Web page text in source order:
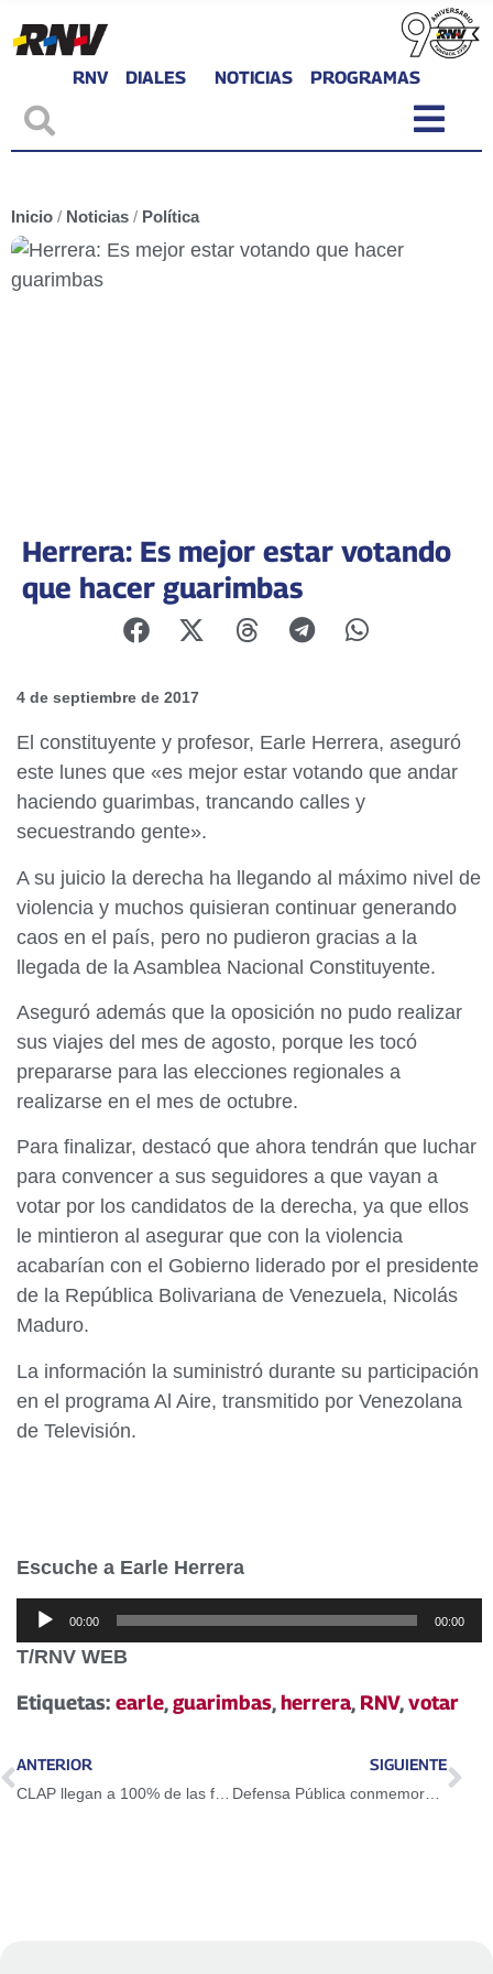
RNV DIALES NOTICIAS PROGRAMAS
Inicio / Noticias / Política
Herrera: Es mejor estar votando
que hacer guarimbas
4 de septiembre de 2017
El constituyente y profesor, Earle Herrera, aseguró
este lunes que «es mejor estar votando que andar
haciendo guarimbas, trancando calles y
secuestrando gente».
A su juicio la derecha ha llegando al máximo nivel de
violencia y muchos quisieran continuar generando
caos en el país, pero no pudieron gracias a la
llegada de la Asamblea Nacional Constituyente.
Aseguró además que la oposición no pudo realizar
sus viajes del mes de agosto, porque les tocó
prepararse para las elecciones regionales a
realizarse en el mes de octubre.
Para finalizar, destacó que ahora tendrán que luchar
para convencer a sus seguidores a que vayan a
votar por los candidatos de la derecha, ya que ellos
le mintieron al asegurar que con la violencia
acabarían con el Gobierno liderado por el presidente
de la República Bolivariana de Venezuela, Nicolás
Maduro.
La información la suministró durante su participación
en el programa Al Aire, transmitido por Venezolana
de Televisión.
Escuche a Earle Herrera
Reproductor
de
00:00 00:00
T/RNV WEB
Etiquetas: earle,guarimbas,herrera, RNV,votar
ANTERIOR SIGUIENTE
Defensa Pública conmemorá el Día Internacional de la Mujer Indígena